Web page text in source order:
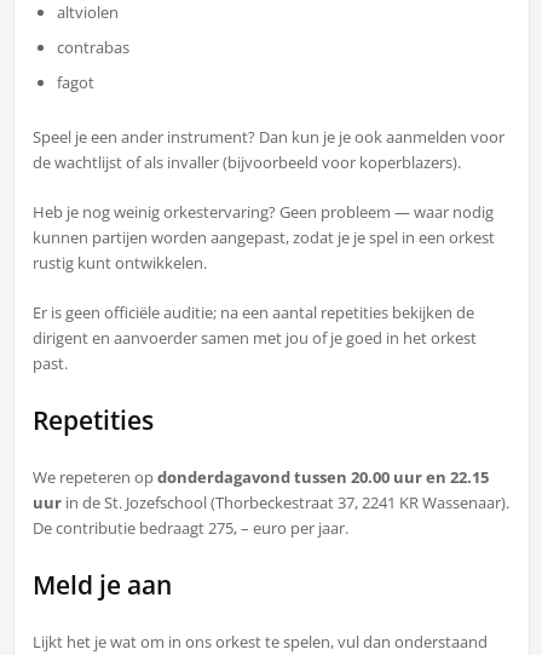
altviolen
contrabas
fagot
Speel je een ander instrument? Dan kun je je ook aanmelden voor
de wachtlijst of als invaller (bijvoorbeeld voor koperblazers).
Heb je nog weinig orkestervaring? Geen probleem — waar nodig
kunnen partijen worden aangepast, zodat je je spel in een orkest
rustig kunt ontwikkelen.
Er is geen officiële auditie; na een aantal repetities bekijken de
dirigent en aanvoerder samen met jou of je goed in het orkest
past.
Repetities
We repeteren opdonderdagavond tussen 20.00 uur en 22.15
uurin de St. Jozefschool (Thorbeckestraat 37, 2241 KR Wassenaar).
De contributie bedraagt 275, – euro per jaar.
Meld je aan
Lijkt het je wat om in ons orkest te spelen, vul dan onderstaand